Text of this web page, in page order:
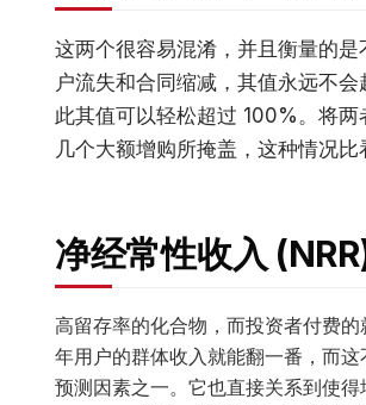
这两个很容易混淆，并且衡量的
户流失和合同缩减，其值永远不
此其值可以轻松超过 100%。将
几个大额增购所掩盖，这种情况比
净经常性收入
高留存率的化合物，而投资者付费
年用户的群体收入就能翻一番，而
预测因素之一。它也直接关系到使得